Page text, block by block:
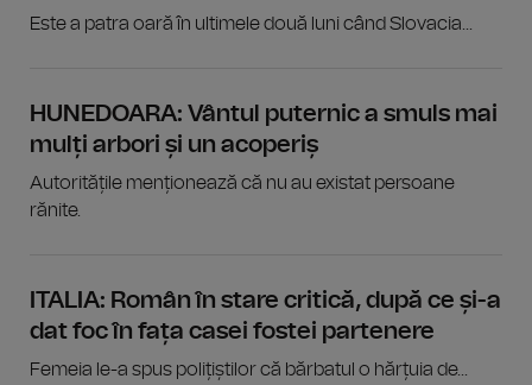
Este a patra oară în ultimele două luni când Slovacia...
HUNEDOARA: Vântul puternic a smuls mai
mulți arbori și un acoperiș
Autoritățile menționează că nu au existat persoane
rănite.
ITALIA: Român în stare critică, după ce și-a
dat foc în fața casei fostei partenere
Femeia le-a spus polițiștilor că bărbatul o hărțuia de...